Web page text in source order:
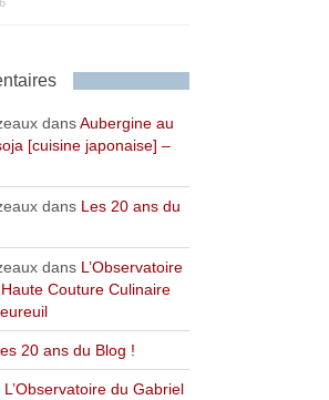
dansAubergine au
[cuisine japonaise] –
dans Les 20 ans du
dans L’Observatoire
Couture Culinaire
20 ans du Blog !
L’Observatoire du Gabriel